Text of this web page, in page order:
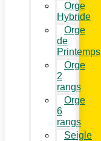
Orge
Hybride
Orge
de
Printemps
Orge
2
rangs
Orge
6
rangs
Seigle